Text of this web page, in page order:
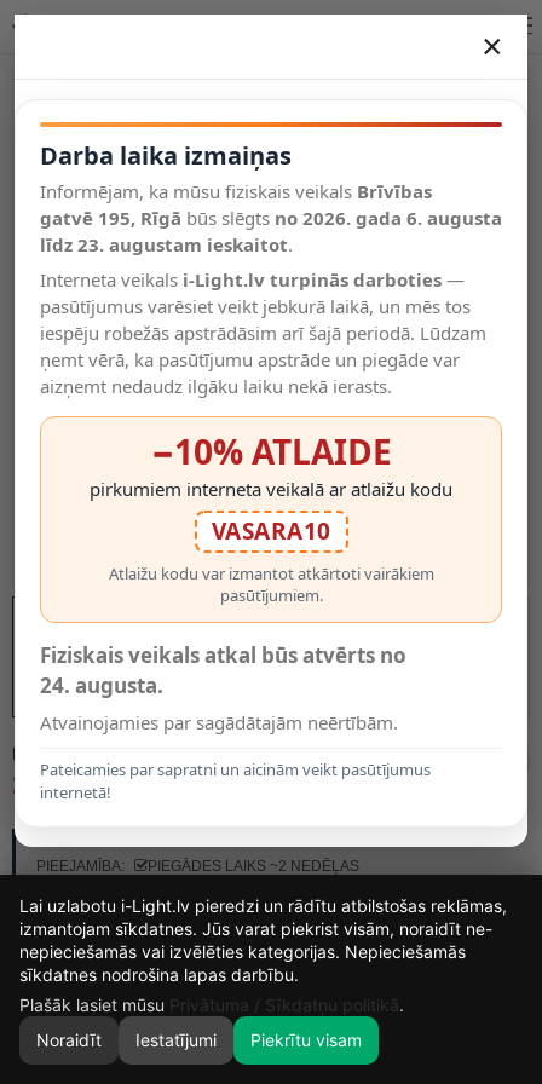
Salīdzināt
Vēlmju
saraksts
Valodas
0
MODELIS:
34.13€
PIEEJAMĪBA:
PIEGĀDES LAIKS ~2 NEDĒĻAS
×
Darba laika izmaiņas
Informējam, ka mūsu fiziskais veikals Brīvības
gatvē 195, Rīgā būs slēgts no 2026. gada 6. augusta
līdz 23. augustam ieskaitot.
Interneta veikals i-Light.lv turpinās darboties —
pasūtījumus varēsiet veikt jebkurā laikā, un mēs tos
iespēju robežās apstrādāsim arī šajā periodā. Lūdzam
ņemt vērā, ka pasūtījumu apstrāde un piegāde var
aizņemt nedaudz ilgāku laiku nekā ierasts.
−10% ATLAIDE
pirkumiem interneta veikalā ar atlaižu kodu
VASARA10
Atlaižu kodu var izmantot atkārtoti vairākiem
pasūtījumiem.
Fiziskais veikals atkal būs atvērts no
24. augusta.
Atvainojamies par sagādātajām neērtībām.
Pateicamies par sapratni un aicinām veikt pasūtījumus
internetā!
16
DIENAS
3
STUNDAS
36
MIN.
46
Lai uzlabotu i-Light.lv pieredzi un rādītu atbilstošas reklāmas,
izmantojam sīkdatnes. Jūs varat piekrist visām, noraidīt ne-
nepieciešamās vai izvēlēties kategorijas. Nepieciešamās
sīkdatnes nodrošina lapas darbību.
Plašāk lasiet mūsu Privātuma / Sīkdatņu politikā.
Noraidīt
Iestatījumi Piekrītu visam